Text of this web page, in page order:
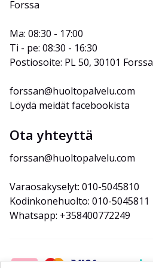
Forssa
Ma: 08:30 - 17:00
Ti - pe: 08:30 - 16:30
Postiosoite: PL 50, 30101 Forssa
forssan@huoltopalvelu.com
Löydä meidät facebookista
Ota yhteyttä
forssan@huoltopalvelu.com
Varaosakyselyt: 010-5045810
Kodinkonehuolto: 010-5045811
Whatsapp: +358400772249